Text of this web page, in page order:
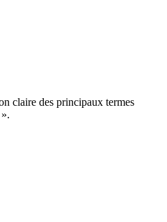
claire des principaux termes